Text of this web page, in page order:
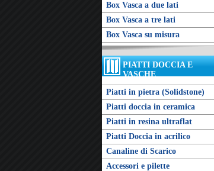
Box Vasca a due lati
Box Vasca a tre lati
Box Vasca su misura
PIATTI DOCCIA E
VASCHE
Piatti in pietra (Solidstone)
Piatti doccia in ceramica
Piatti in resina ultraflat
Piatti Doccia in acrilico
Canaline di Scarico
Accessori e pilette